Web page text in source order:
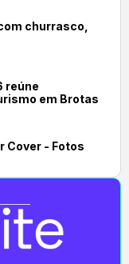
churrasco,
reúne
em Brotas
Cover - Fotos